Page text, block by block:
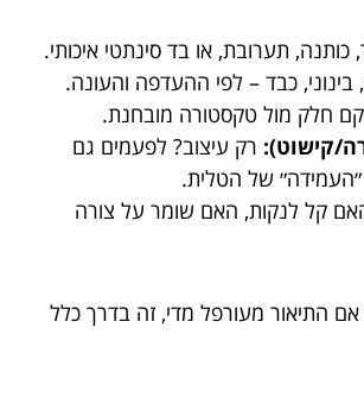
כותנה, תערובת, או בד סינתטי איכותי.
בינוני, כבד – לפי ההעדפה והעונה.
חלק מול טקסטורה מובחנת.
קישוט): רק עיצוב? לפעמים גם
של הטלית.
קל לנקות, האם שומר על צורה
התיאור מעורפל מדי, זה בדרך כלל